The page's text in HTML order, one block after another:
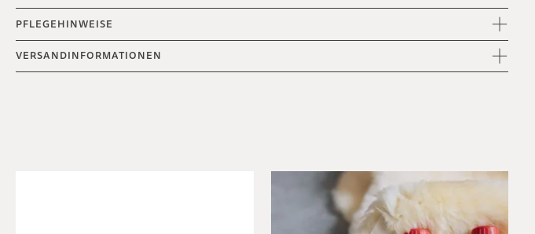
PFLEGEHINWEISE
VERSANDINFORMATIONEN